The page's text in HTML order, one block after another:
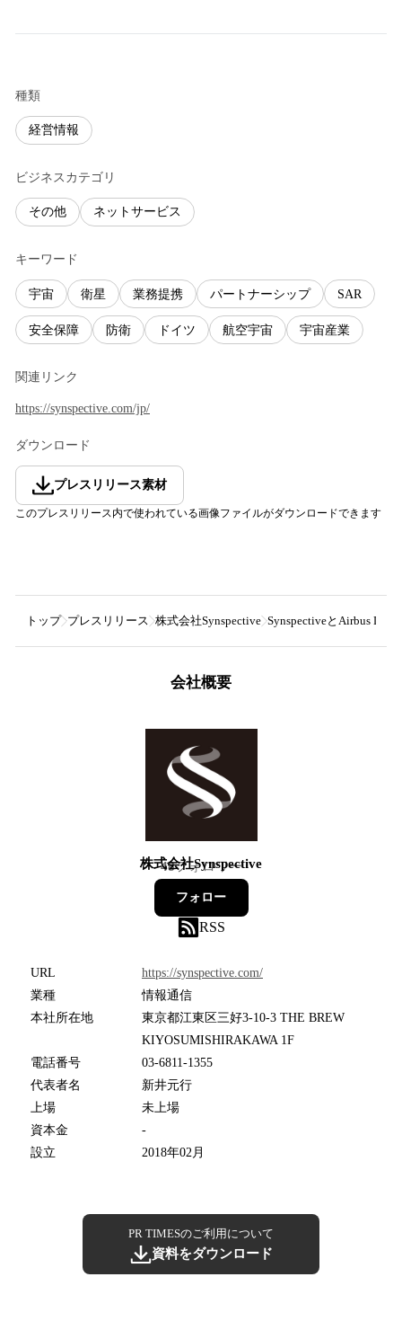
種類
経営情報
ビジネスカテゴリ
その他 ネットサービス
キーワード
宇宙 衛星 業務提携 パートナーシップ SAR
安全保障 防衛 ドイツ 航空宇宙 宇宙産業
関連リンク
https://synspective.com/jp/
ダウンロード
プレスリリース素材
このプレスリリース内で使われている画像ファイルがダウンロードできます
トップ プレスリリース 株式会社Synspective SynspectiveとAirbus
会社概要
株式会社Synspective
48フォロワー
フォロー
RSS
URL
https://synspective.com/
業種
情報通信
本社所在地
東京都江東区三好3-10-3 THE BREW
KIYOSUMISHIRAKAWA 1F
電話番号
03-6811-1355
代表者名
新井元行
上場
未上場
資本金
-
設立
2018年02月
PR TIMESのご利用について
資料をダウンロード